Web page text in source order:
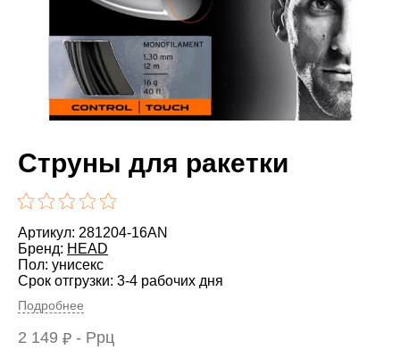
Струны для ракетки
Артикул: 281204-16AN
Бренд: HEAD
Пол: унисекс
Срок отгрузки: 3-4 рабочих дня
Подробнее
2 149 ₽ - Ррц